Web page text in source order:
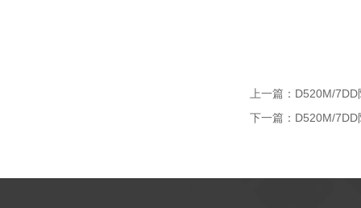
上一篇： D520M/
下一篇： D520M/